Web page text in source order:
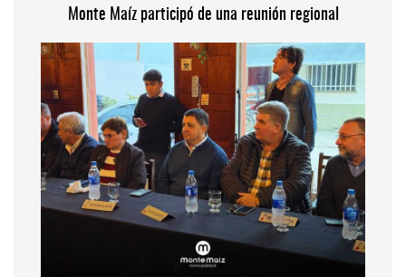
Monte Maíz participó de una reunión regional